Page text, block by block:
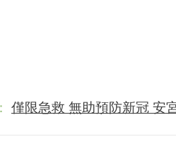
僅限急救 無助預防新冠 安